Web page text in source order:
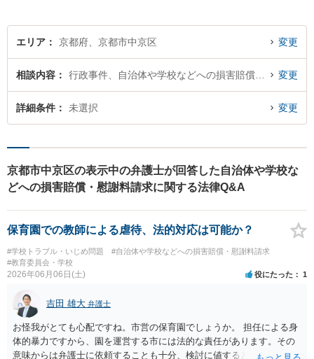
エリア 京都府、京都市中京区 変更
相談内容 変更
詳細条件 未選択 変更
京都市中京区の表示中の弁護士が回答した自治体や学校な
どへの損害賠償・慰謝料請求に関する法律Q&A
保育園での教師による虐待、法的対応は可能か？
#学校トラブル・いじめ問題
#自治体や学校などへの損害賠償・慰謝料請求
#教育委員会・学校
2026年06月06日(土) 役にたった 1
吉田 雄大 弁護士
お怪我がとても心配ですね。市営の保育園でしょうか。 担任による身
体的暴力ですから、園を運営する市には法的な責任があります。その
意味からは弁護士に依頼することも十分、検討に値するといえます。